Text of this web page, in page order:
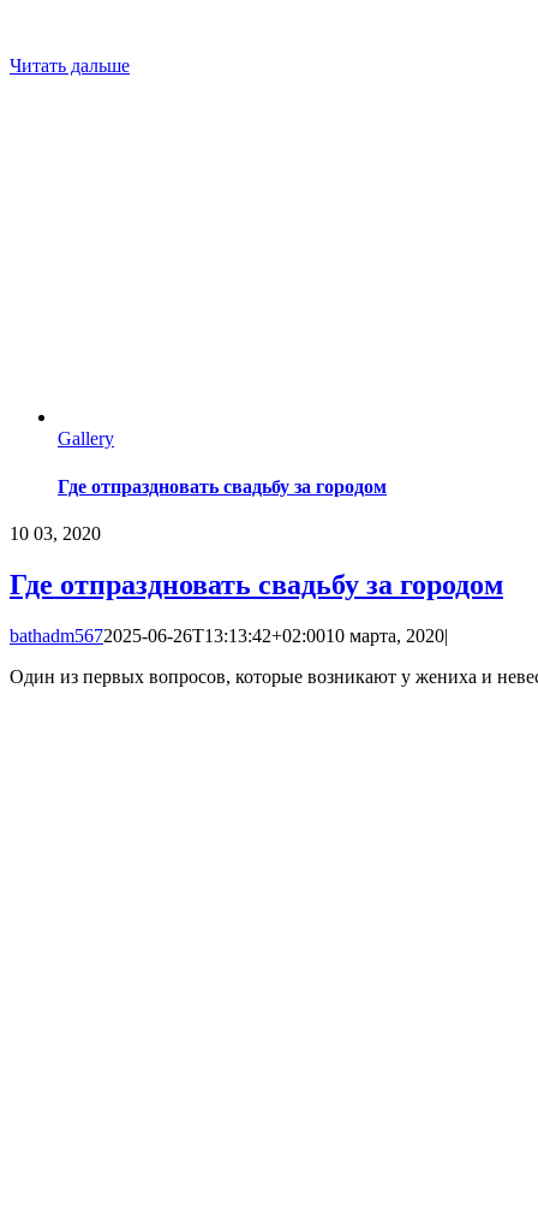
Читать дальше
Gallery
Где отпраздновать свадьбу за городом
10 03, 2020
Где отпраздновать свадьбу за городом
bathadm5672025-06-26T13:13:42+02:0010 марта, 2020|
Один из первых вопросов, которые возникают у жениха и